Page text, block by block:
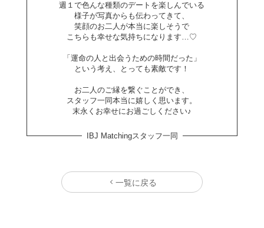
週１で色んな種類のデートを楽しんでいる
様子が写真からも伝わってきて、
笑顔のお二人が本当に楽しそうで
こちらも幸せな気持ちになります…♡
「運命の人と出会うための時間だった」
という考え、とっても素敵です！
お二人のご縁を繋ぐことができ、
スタッフ一同本当に嬉しく思います。
末永くお幸せにお過ごしください♪
IBJ Matchingスタッフ一同
一覧に戻る